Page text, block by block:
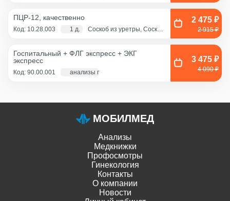
ПЦР-12, качественно
Код: 10.28.003 1 д.
Соскоб из уретры, Соскоб
канал+влагалище),
2 475 ₽
2 915 ₽
Госпитальный + ФЛГ экспресс + ЭКГ
экспресс
Код: 90.00.001 анализы по крови - 1 д., экг и флг - 1 час
3 475 ₽
4 090 ₽
МОБИЛМЕД
Анализы
Медкнижки
Профосмотры
Гинекология
Контакты
О компании
Новости